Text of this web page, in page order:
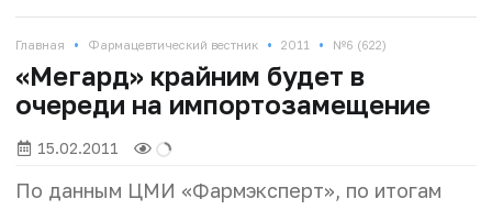
Главная • Фармацевтический вестник • 2011 • №6 (622)
«Мегард» крайним будет в
очереди на импортозамещение
15.02.2011
По данным ЦМИ «Фармэксперт», по итогам